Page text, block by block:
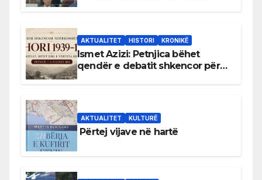
AKTUALITET HISTORI KRONIKË
Ismet Azizi: Petnjica bëhet
qendër e debatit shkencor për
AKTUALITET KULTURË
Përtej vijave në hartë